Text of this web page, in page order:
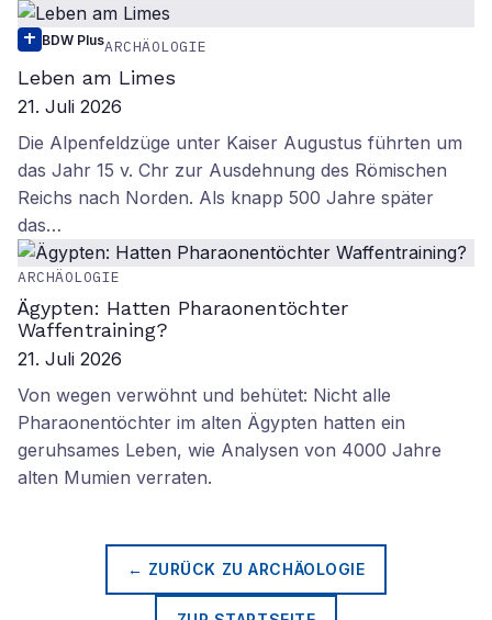
BDW PlusARCHÄOLOGIE
Leben am Limes
21. Juli 2026
Die Alpenfeldzüge unter Kaiser Augustus führten um
das Jahr 15 v. Chr zur Ausdehnung des Römischen
Reichs nach Norden. Als knapp 500 Jahre später
das…
ARCHÄOLOGIE
Ägypten: Hatten Pharaonentöchter
Waffentraining?
21. Juli 2026
Von wegen verwöhnt und behütet: Nicht alle
Pharaonentöchter im alten Ägypten hatten ein
geruhsames Leben, wie Analysen von 4000 Jahre
alten Mumien verraten.
← ZURÜCK ZUARCHÄOLOGIE